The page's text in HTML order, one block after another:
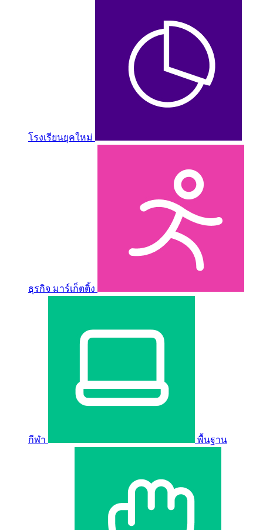
โรงเรียนยุคใหม่
ธุรกิจ มาร์เก็ตติ้ง
กีฬา พื้นฐาน